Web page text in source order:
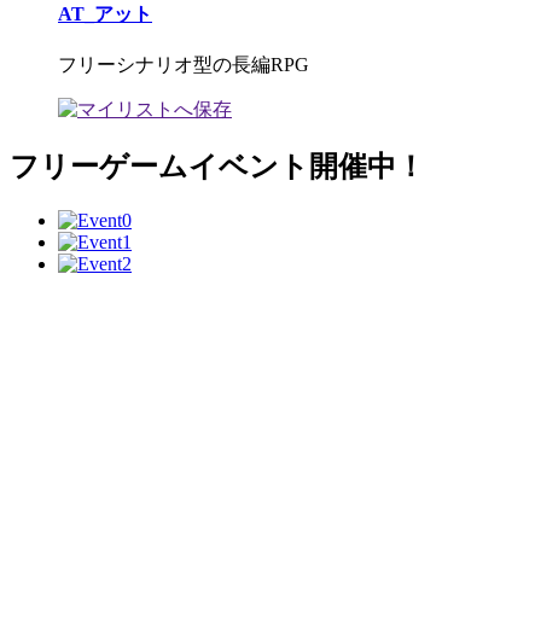
AT_アット
フリーシナリオ型の長編RPG
フリーゲームイベント開催中！